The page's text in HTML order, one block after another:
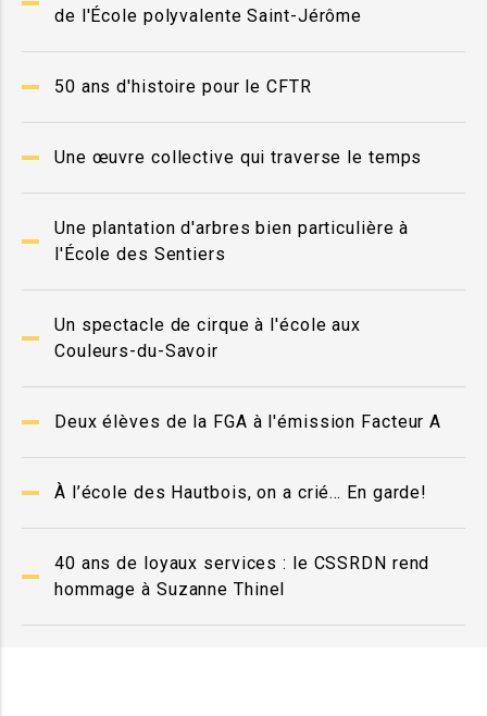
de l'École polyvalente Saint-Jérôme
50 ans d'histoire pour le CFTR
Une œuvre collective qui traverse le temps
Une plantation d'arbres bien particulière à
l'École des Sentiers
Un spectacle de cirque à l'école aux
Couleurs-du-Savoir
Deux élèves de la FGA à l'émission Facteur A
À l’école des Hautbois, on a crié… En garde!
40 ans de loyaux services : le CSSRDN rend
hommage à Suzanne Thinel